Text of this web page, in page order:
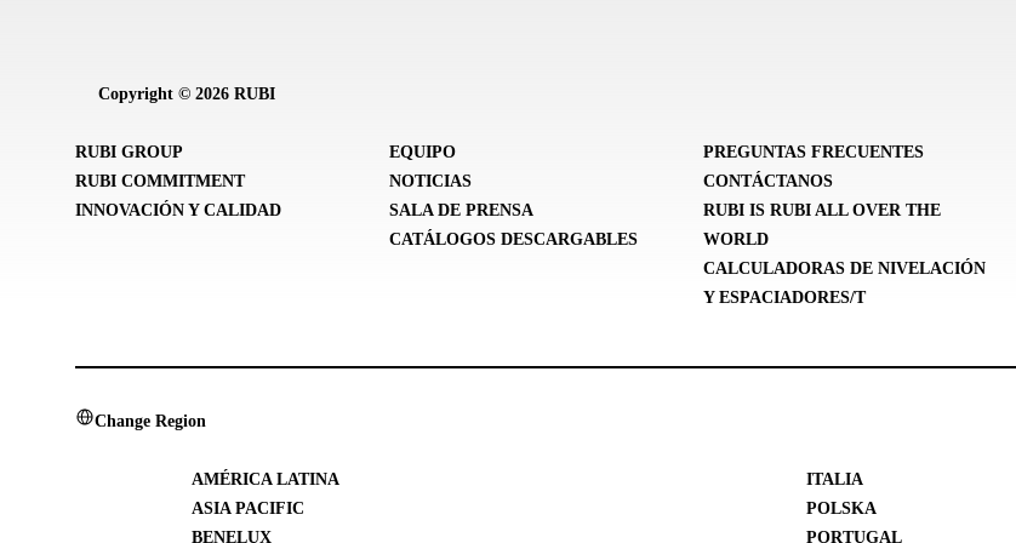
Copyright © 2026 RUBI
RUBI GROUP
RUBI COMMITMENT
INNOVACIÓN Y CALIDAD
EQUIPO
NOTICIAS
SALA DE PRENSA
CATÁLOGOS DESCARGABLES
PREGUNTAS FRECUENTES
CONTÁCTANOS
RUBI IS RUBI ALL OVER THE
WORLD
CALCULADORAS DE NIVELACIÓN
Y ESPACIADORES/T
Change Region
AMÉRICA LATINA
ASIA PACIFIC
BENELUX
ITALIA
POLSKA
PORTUGAL